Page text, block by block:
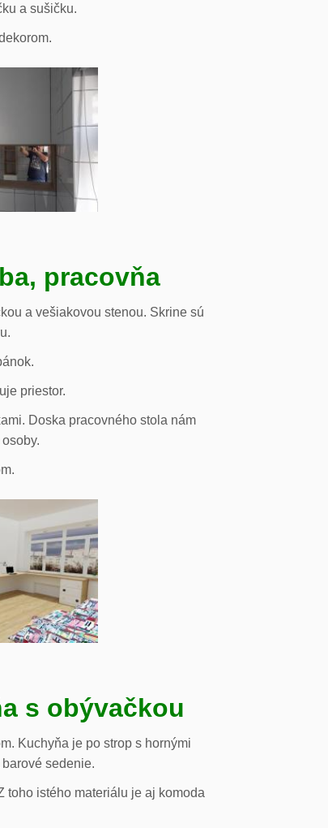
a sušičku.
pracovňa
a vešiakovou stenou. Skrine sú
priestor.
Doska pracovného stola nám
s obývačkou
Kuchyňa je po strop s hornými
sedenie.
toho istého materiálu je aj komoda